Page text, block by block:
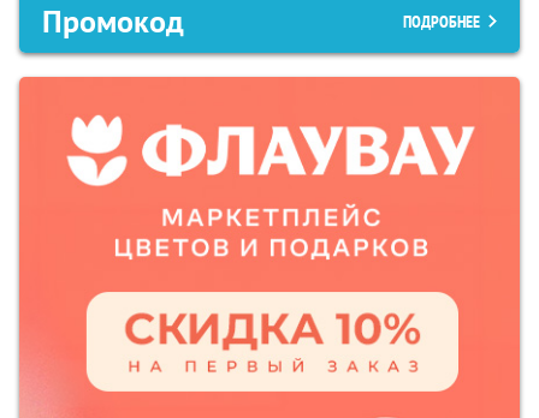
Промокод ПОДРОБНЕЕ